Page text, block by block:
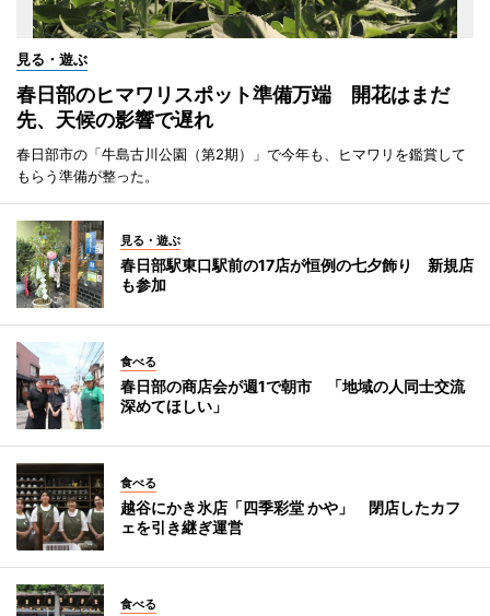
見る・遊ぶ
春日部のヒマワリスポット準備万端 開花はまだ
先、天候の影響で遅れ
春日部市の「牛島古川公園（第2期）」で今年も、ヒマワリを鑑賞して
もらう準備が整った。
見る・遊ぶ
春日部駅東口駅前の17店が恒例の七夕飾り 新規店
も参加
食べる
春日部の商店会が週1で朝市 「地域の人同士交流
深めてほしい」
食べる
越谷にかき氷店「四季彩堂 かや」 閉店したカフ
ェを引き継ぎ運営
食べる